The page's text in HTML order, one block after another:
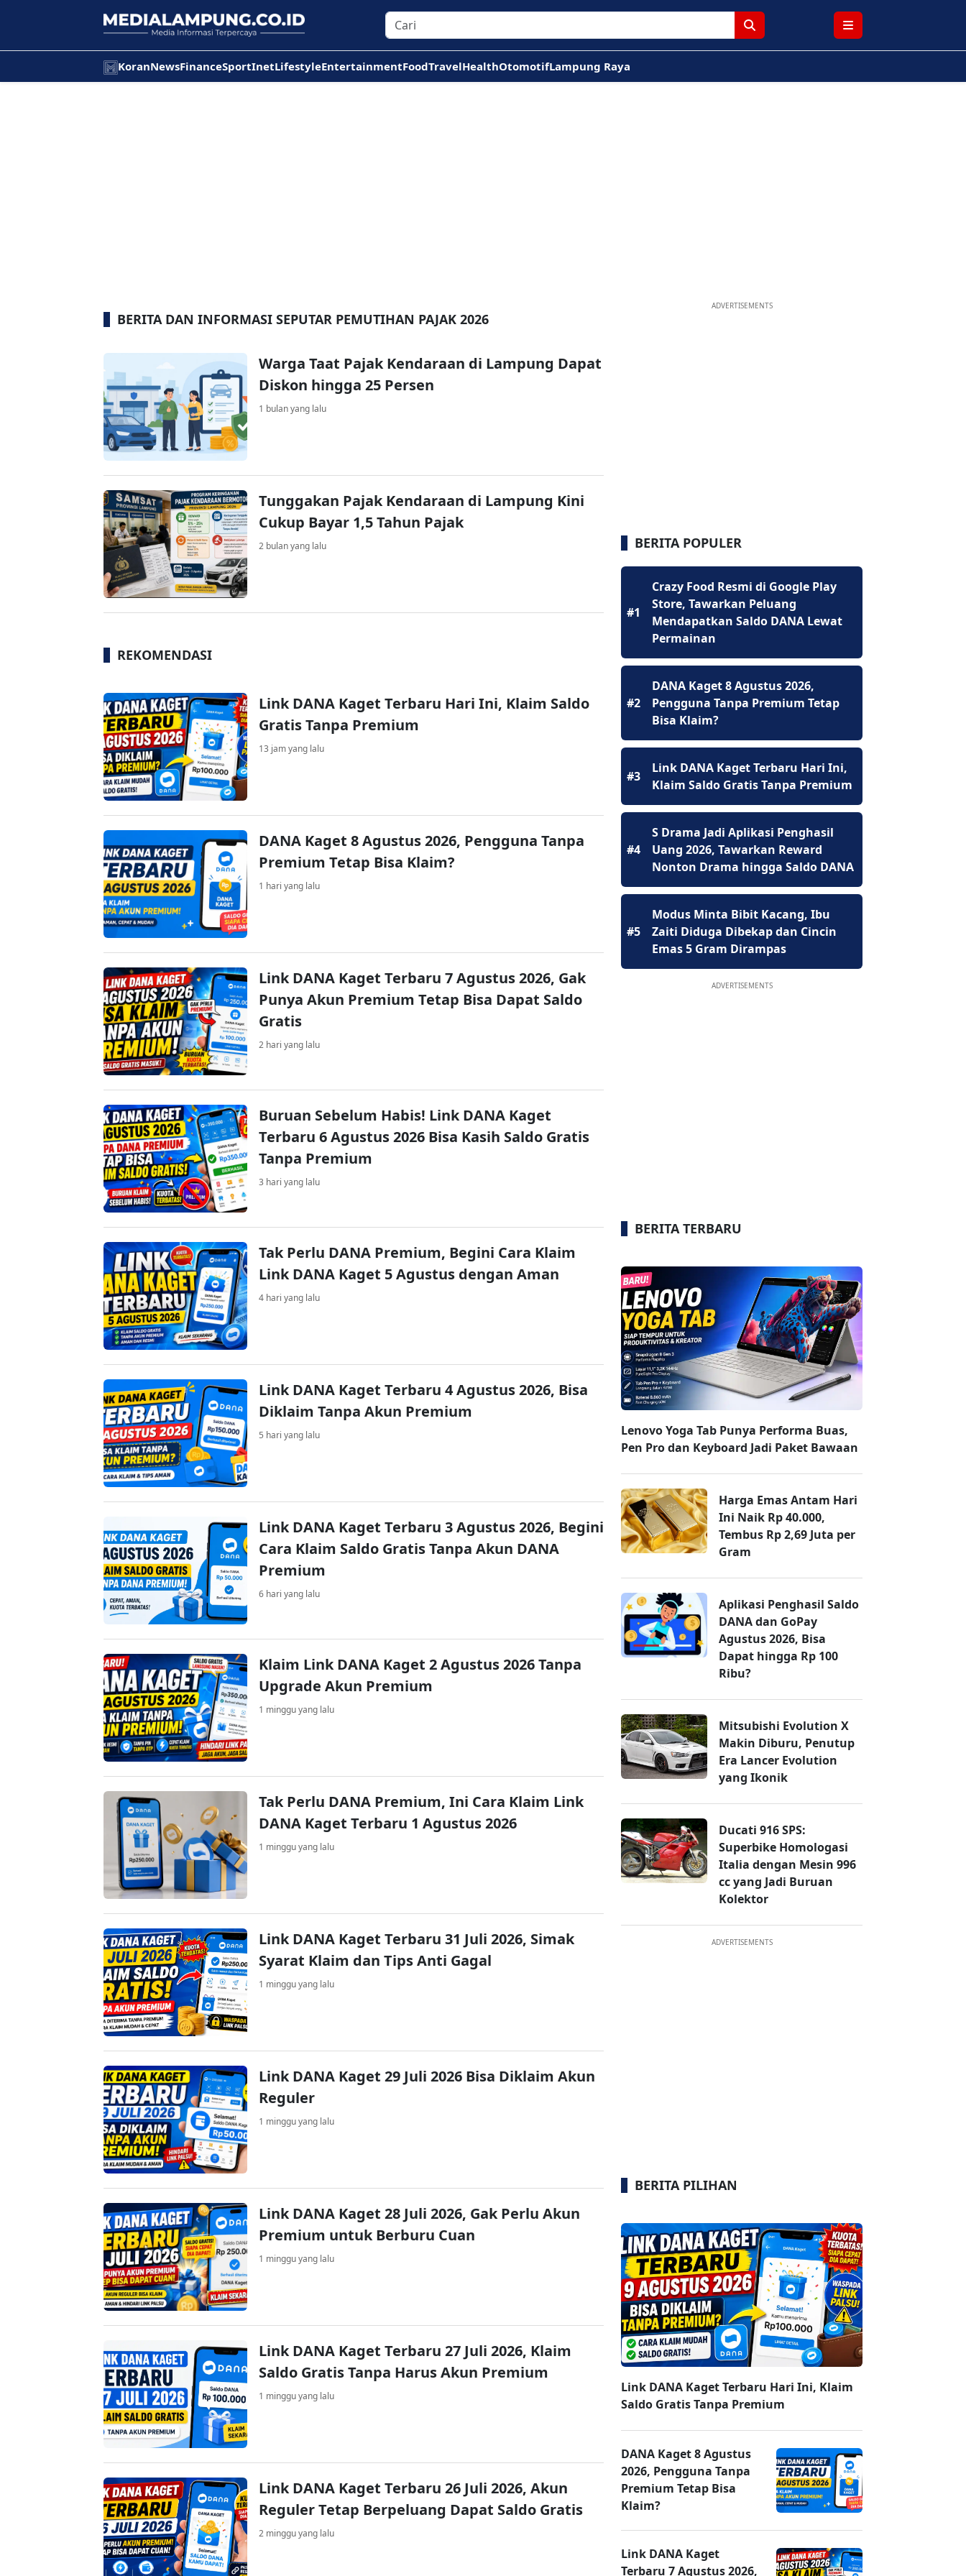
KoranNewsFinanceSportInetLifestyleEntertainmentFoodTravelHealthOtomotifLampung Raya
BERITA DAN INFORMASI SEPUTAR PEMUTIHAN PAJAK 2026
Warga Taat Pajak Kendaraan di Lampung Dapat
Diskon hingga 25 Persen
1 bulan yang lalu
Tunggakan Pajak Kendaraan di Lampung Kini
Cukup Bayar 1,5 Tahun Pajak
2 bulan yang lalu
REKOMENDASI
Link DANA Kaget Terbaru Hari Ini, Klaim Saldo
Gratis Tanpa Premium
13 jam yang lalu
DANA Kaget 8 Agustus 2026, Pengguna Tanpa
Premium Tetap Bisa Klaim?
1 hari yang lalu
Link DANA Kaget Terbaru 7 Agustus 2026, Gak
Punya Akun Premium Tetap Bisa Dapat Saldo
Gratis
2 hari yang lalu
Buruan Sebelum Habis! Link DANA Kaget
Terbaru 6 Agustus 2026 Bisa Kasih Saldo Gratis
Tanpa Premium
3 hari yang lalu
Tak Perlu DANA Premium, Begini Cara Klaim
Link DANA Kaget 5 Agustus dengan Aman
4 hari yang lalu
Link DANA Kaget Terbaru 4 Agustus 2026, Bisa
Diklaim Tanpa Akun Premium
5 hari yang lalu
Link DANA Kaget Terbaru 3 Agustus 2026, Begini
Cara Klaim Saldo Gratis Tanpa Akun DANA
Premium
6 hari yang lalu
Klaim Link DANA Kaget 2 Agustus 2026 Tanpa
Upgrade Akun Premium
1 minggu yang lalu
Tak Perlu DANA Premium, Ini Cara Klaim Link
DANA Kaget Terbaru 1 Agustus 2026
1 minggu yang lalu
Link DANA Kaget Terbaru 31 Juli 2026, Simak
Syarat Klaim dan Tips Anti Gagal
1 minggu yang lalu
Link DANA Kaget 29 Juli 2026 Bisa Diklaim Akun
Reguler
1 minggu yang lalu
Link DANA Kaget 28 Juli 2026, Gak Perlu Akun
Premium untuk Berburu Cuan
1 minggu yang lalu
Link DANA Kaget Terbaru 27 Juli 2026, Klaim
Saldo Gratis Tanpa Harus Akun Premium
1 minggu yang lalu
Link DANA Kaget Terbaru 26 Juli 2026, Akun
Reguler Tetap Berpeluang Dapat Saldo Gratis
2 minggu yang lalu
ADVERTISEMENTS
BERITA POPULER
#1
Crazy Food Resmi di Google Play
Store, Tawarkan Peluang
Mendapatkan Saldo DANA Lewat
Permainan
#2
DANA Kaget 8 Agustus 2026,
Pengguna Tanpa Premium Tetap
Bisa Klaim?
#3
Link DANA Kaget Terbaru Hari Ini,
Klaim Saldo Gratis Tanpa Premium
#4
S Drama Jadi Aplikasi Penghasil
Uang 2026, Tawarkan Reward
Nonton Drama hingga Saldo DANA
#5
Modus Minta Bibit Kacang, Ibu
Zaiti Diduga Dibekap dan Cincin
Emas 5 Gram Dirampas
ADVERTISEMENTS
BERITA TERBARU
Lenovo Yoga Tab Punya Performa Buas,
Pen Pro dan Keyboard Jadi Paket Bawaan
Harga Emas Antam Hari
Ini Naik Rp 40.000,
Tembus Rp 2,69 Juta per
Gram
Aplikasi Penghasil Saldo
DANA dan GoPay
Agustus 2026, Bisa
Dapat hingga Rp 100
Ribu?
Mitsubishi Evolution X
Makin Diburu, Penutup
Era Lancer Evolution
yang Ikonik
Ducati 916 SPS:
Superbike Homologasi
Italia dengan Mesin 996
cc yang Jadi Buruan
Kolektor
ADVERTISEMENTS
BERITA PILIHAN
Link DANA Kaget Terbaru Hari Ini, Klaim
Saldo Gratis Tanpa Premium
DANA Kaget 8 Agustus
2026, Pengguna Tanpa
Premium Tetap Bisa
Klaim?
Link DANA Kaget
Terbaru 7 Agustus 2026,